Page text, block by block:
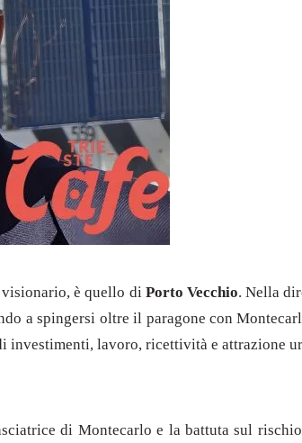
visionario, è quello di Porto Vecchio. Nella
a spingersi oltre il paragone con
investimenti, lavoro, ricettività e attrazione
di Montecarlo e la battuta sul